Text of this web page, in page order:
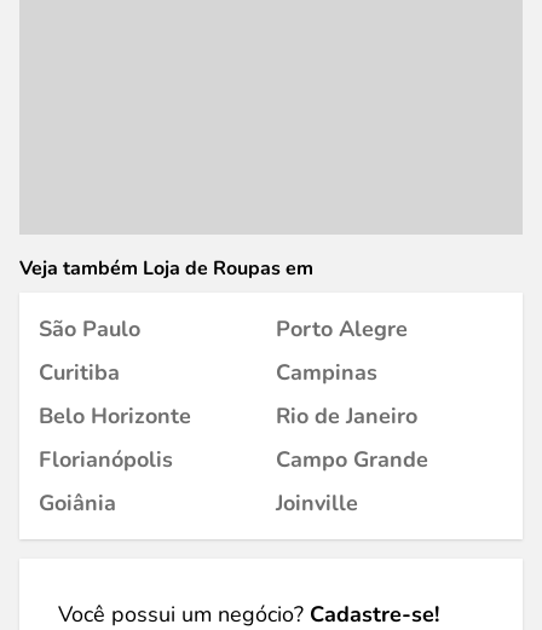
Veja também Loja de Roupas em
São Paulo
Porto Alegre
Curitiba
Campinas
Belo Horizonte
Rio de Janeiro
Florianópolis
Campo Grande
Goiânia
Joinville
Você possui um negócio? Cadastre-se!